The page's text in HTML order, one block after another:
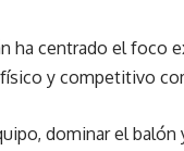
ha centrado el foco
físico y competitivo
dominar el balón